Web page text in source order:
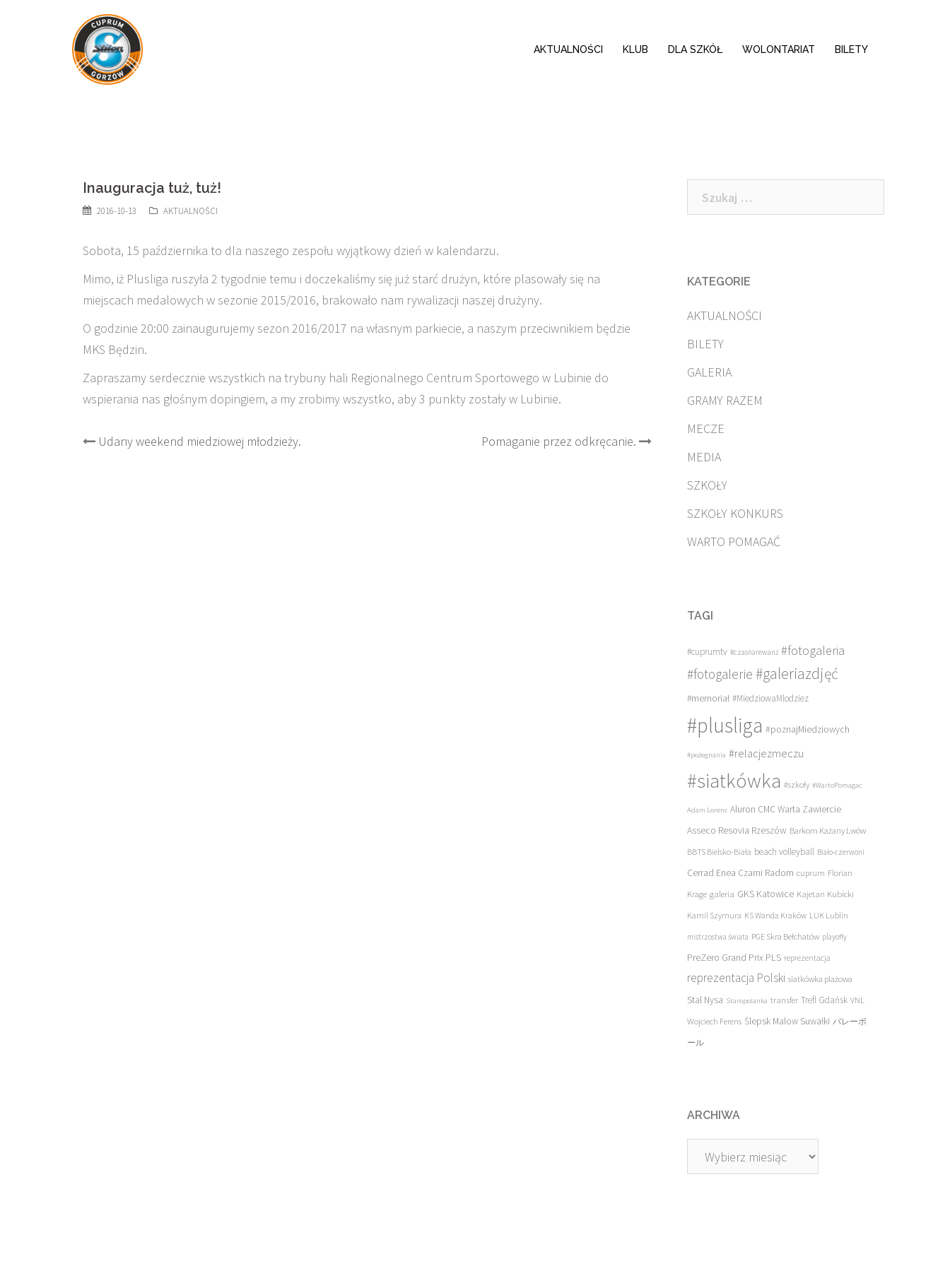
AKTUALNOŚCI KLUB DLA SZKÓŁ WOLONTARIAT BILETY
Inauguracja tuż, tuż!
2016-10-13 AKTUALNOŚCI
Sobota, 15 października to dla naszego zespołu wyjątkowy dzień w kalendarzu.
Mimo, iż Plusliga ruszyła 2 tygodnie temu i doczekaliśmy się już starć drużyn, które plasowały się na
miejscach medalowych w sezonie 2015/2016, brakowało nam rywalizacji naszej drużyny.
O godzinie 20:00 zainaugurujemy sezon 2016/2017 na własnym parkiecie, a naszym przeciwnikiem będzie
MKS Będzin.
Zapraszamy serdecznie wszystkich na trybuny hali Regionalnego Centrum Sportowego w Lubinie do
wspierania nas głośnym dopingiem, a my zrobimy wszystko, aby 3 punkty zostały w Lubinie.
Post
Udany weekend miedziowej młodzieży. Pomaganie przez odkręcanie.
Szukaj:
KATEGORIE
AKTUALNOŚCI
BILETY
GALERIA
GRAMY RAZEM
MECZE
MEDIA
SZKOŁY
SZKOŁY KONKURS
WARTO POMAGAĆ
TAGI
#cuprumtv #czasnarewanż #fotogaleria
#fotogalerie #galeriazdjęć
#memoriał #MiedziowaMlodziez
#plusliga #poznajMiedziowych
#pożegnania #relacjezmeczu
#siatkówka #szkoły #WartoPomagac
Adam Lorenc Aluron CMC Warta Zawiercie
Asseco Resovia Rzeszów Barkom Każany Lwów
BBTS Bielsko-Biała beach volleyball Biało-czerwoni
Cerrad Enea Czarni Radom cuprum Florian
Krage galeria GKS Katowice Kajetan Kubicki
Kamil Szymura KS Wanda Kraków LUK Lublin
mistrzostwa świata PGE Skra Bełchatów playoffy
PreZero Grand Prix PLS reprezentacja
reprezentacja Polski siatkówka plażowa
Stal Nysa Staropolanka transfer Trefl Gdańsk VNL
Wojciech Ferens Ślepsk Malow Suwałki バレーボ
ール
ARCHIWA
Archiwa